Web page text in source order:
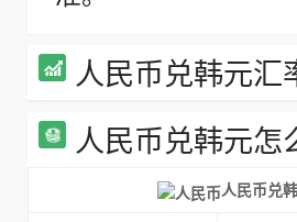
人民币兑韩元汇
人民币兑韩元怎
人民币兑